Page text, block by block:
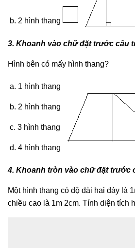
b. 2 hình thang
3. Khoanh vào chữ đặt trước câu
Hình bên có mấy hình thang?
a. 1 hình thang
b. 2 hình thang
c. 3 hình thang
d. 4 hình thang
4. Khoanh tròn vào chữ đặt trước
Một hình thang có độ dài hai đáy là
chiều cao là 1m 2cm. Tính diện tích